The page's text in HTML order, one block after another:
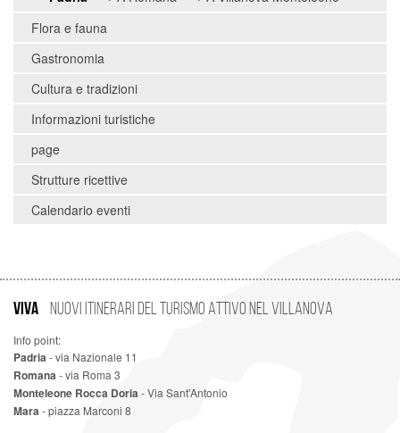
Flora e fauna
Gastronomia
Cultura e tradizioni
Informazioni turistiche
page
Strutture ricettive
Calendario eventi
VIVA Nuovi Itinerari del Turismo Attivo nel Villanova
Info point:
Padria- via Nazionale 11
Romana- via Roma 3
Monteleone Rocca Doria - Via Sant'Antonio
Mara- piazza Marconi 8